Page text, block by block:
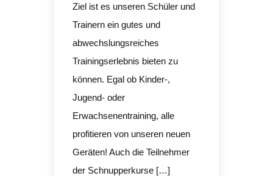
Ziel ist es unseren Schüler und
Trainern ein gutes und
abwechslungsreiches
Trainingserlebnis bieten zu
können. Egal ob Kinder-,
Jugend- oder
Erwachsenentraining, alle
profitieren von unseren neuen
Geräten! Auch die Teilnehmer
der Schnupperkurse […]